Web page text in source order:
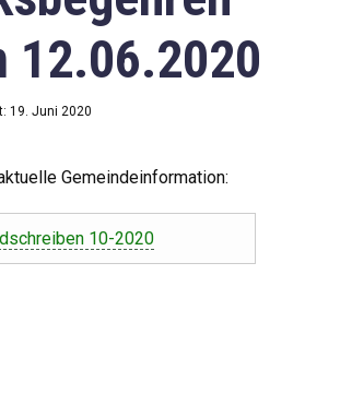
12.06.2020
19. Juni 2020
Gemeindeinformation:
10-2020